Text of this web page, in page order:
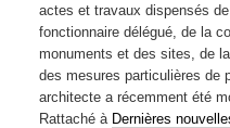
actes et travaux dispensés
fonctionnaire délégué, de la
monuments et des sites, de
des mesures particulières de
architecte a récemment été
Rattaché à Dernières